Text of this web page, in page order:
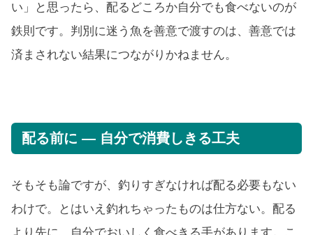
い」と思ったら、配るどころか自分でも食べないのが
鉄則です。判別に迷う魚を善意で渡すのは、善意では
済まされない結果につながりかねません。
配る前に — 自分で消費しきる工夫
そもそも論ですが、釣りすぎなければ配る必要もない
わけで。とはいえ釣れちゃったものは仕方ない。配る